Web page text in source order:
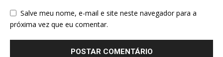
Salve meu nome, e-mail e site neste navegador para a
próxima vez que eu comentar.